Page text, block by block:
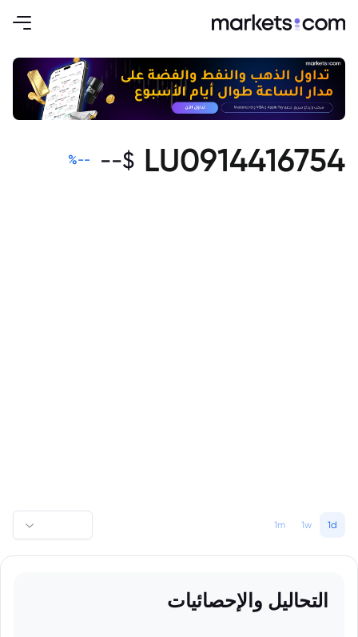
LU0914416754
$
--
--
%
1d
1w
1m
التحاليل والإحصائيات